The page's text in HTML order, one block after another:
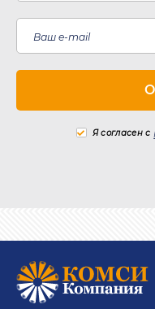
Я согласен с